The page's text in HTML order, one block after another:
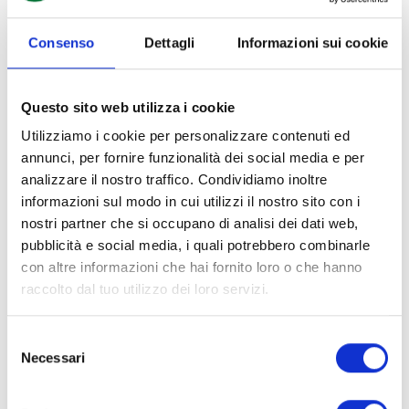
Consenso Dettagli Informazioni sui cookie
Questo sito web utilizza i cookie
Utilizziamo i cookie per personalizzare contenuti ed
annunci, per fornire funzionalità dei social media e per
analizzare il nostro traffico. Condividiamo inoltre
informazioni sul modo in cui utilizzi il nostro sito con i
nostri partner che si occupano di analisi dei dati web,
pubblicità e social media, i quali potrebbero combinarle
con altre informazioni che hai fornito loro o che hanno
raccolto dal tuo utilizzo dei loro servizi.
delNecessari
E nemmeno tutte le fasi della terapia lo sono.
Il metodo DietaMedicale® prevede una selezione degli
alimenti in base a:
farmaco utilizzato
dosaggio
fase terapeutica
La fase di titolazione, ad esempio, è spesso quella più
delicata dal punto di vista gastrointestinale. Nella fase
di stabilizzazione, invece, la tolleranza tende a
migliorare e le scelte nutrizionali possono cambiare.
Non solo. La selezione tiene conto anche di:
fibre fermentabili